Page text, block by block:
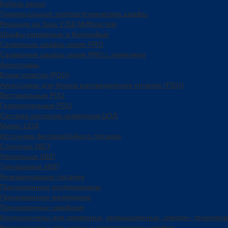
Кабель канал
Универсальные электротехнические шкафы
Решения на базе УЭШ МИКсистем
Шкафы серверные и Колокейшн
Серверные шкафы серия PRO
Серверные шкафы серии PRO с ламелями
Аксессуары
Блоки розеток (PDU)
Аксессуары для блоков распределения питания (PDU)
Вертикальные PDU
Горизонтальные PDU
Система изоляции коридоров ЦОД
Микро ЦОД
Источники бесперебойного питания
Стоечные ИБП
Напольные ИБП
Трёхфазные ИБП
Резервирование питания
Прецизионные кондиционеры
Прецизионные межрядные
Прецизионные шкафные
Кондиционеры для серверных, промышленных, электро-